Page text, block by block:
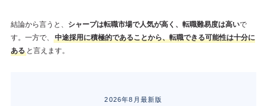
結論から言うと、 シャープは転職市場で人気が高く、転職難易度は高いで
す。一方で、
中途採用に積極的であることから、転職できる可能性は十分に
あると言えます。
2026年8月最新版